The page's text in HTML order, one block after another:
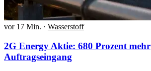
vor 17 Min. · Wasserstoff
2G Energy Aktie: 680 Prozent mehr
Auftragseingang